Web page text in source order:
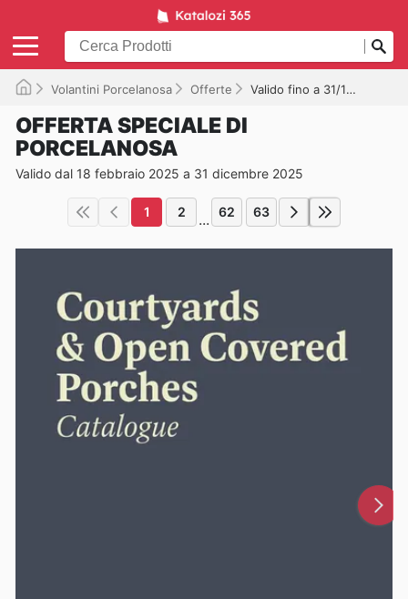
Volantini Porcelanosa Offerte Valido fino a 31/12/2025
OFFERTA SPECIALE DI
PORCELANOSA
Valido dal 18 febbraio 2025 a 31 dicembre 2025
1 2 ... 62 63